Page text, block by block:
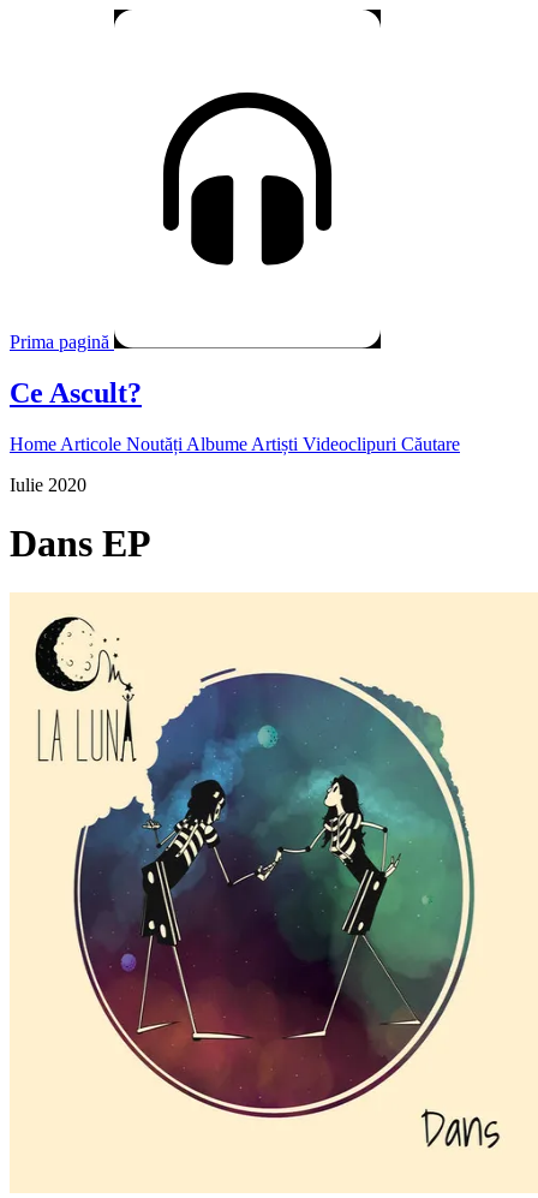
Prima pagină
Ce Ascult?
Home Articole Noutăți Albume Artiști Videoclipuri Căutare
Iulie 2020
Dans EP
Pagina externă
Pagina externă
Pagina externă
Pagina externă
Vezi pagina artistului
om la lună